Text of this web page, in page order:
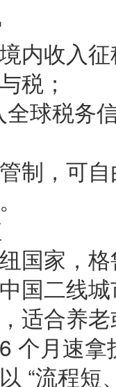
内收入
税；
球税务
制，可
国家，
国二线
适合养
个月速
“流程短